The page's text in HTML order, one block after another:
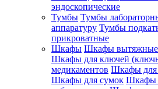
эндоскопические
Тумбы Тумбы
аппаратуру Тумбы
прикроватные
Шкафы Шкафы вытяжные
Шкафы для ключей
медикаментов Шкафы для
Шкафы для сумок Шкафы